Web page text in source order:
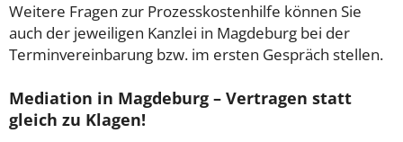
Weitere Fragen zur Prozesskostenhilfe können Sie
auch der jeweiligen Kanzlei in Magdeburg bei der
Terminvereinbarung bzw. im ersten Gespräch stellen.
Mediation in Magdeburg – Vertragen statt
gleich zu Klagen!